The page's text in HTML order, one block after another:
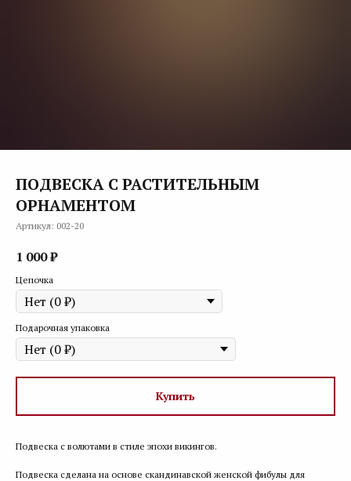
ПОДВЕСКА С РАСТИТЕЛЬНЫМ
ОРНАМЕНТОМ
Артикул: 002-20
1 000₽
Цепочка
Подарочная упаковка
Купить
Подвеска с волютами в стиле эпохи викингов.
Подвеска сделана на основе скандинавской женской фибулы для